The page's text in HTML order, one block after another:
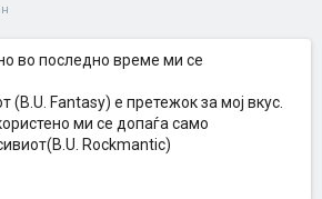
во последно време ми се
(B.U. Fantasy) e претежок за мој вкус.
ми се допаѓа само
Rockmantic)